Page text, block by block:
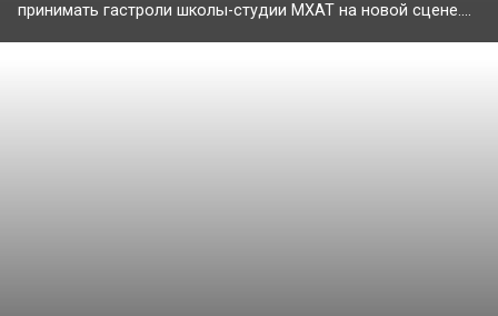
принимать гастроли школы-студии МХАТ на новой сцене....